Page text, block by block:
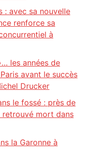
: avec sa nouvelle
renforce sa
à
les années de
avant le succès
Drucker
le fossé : près de
retrouvé mort dans
la Garonne à